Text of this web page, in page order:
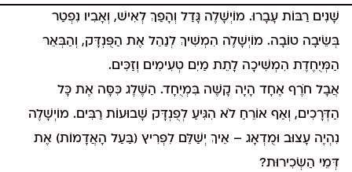
שָׁנִים רַבּוֹת עָבָרוּ. מוֹיְשָׁלֶה גָּדַל וְהָפַךְ לְאִישׁ, וְאָבִיו נִפְטַר
בְּשֵׂיבָה טוֹבָה. מוֹיְשָׁלֶה הִמְשִׁיךְ לְנַהֵל אֶת הַפֻּנְדָּק, וְהַבְּאֵר
הַמְּיֻחֶדֶת הִמְשִׁיכָה לָתֵת מַיִם טְעִימִים וְזַכִּים.
אֲבָל חֹרֶף אֶחָד הָיָה קָשֶׁה בִּמְיֻחָד. הַשֶּׁלֶג כִּסָּה אֶת כָּל
הַדְּרָכִים, וְאַף אוֹרֵחַ לֹא הִגִּיעַ לְפֻנְדָּק שָׁבוּעוֹת רַבִּים. מוֹיְשָׁלֶה
נִהְיֶה עָצוּב וּמֻדְאָג – אֵיךְ יְשַׁלֵּם לִפְרִיץ (בַּעַל הָאֲדָמוֹת) אֶת
דְּמֵי הַשְּׂכִירוּת?